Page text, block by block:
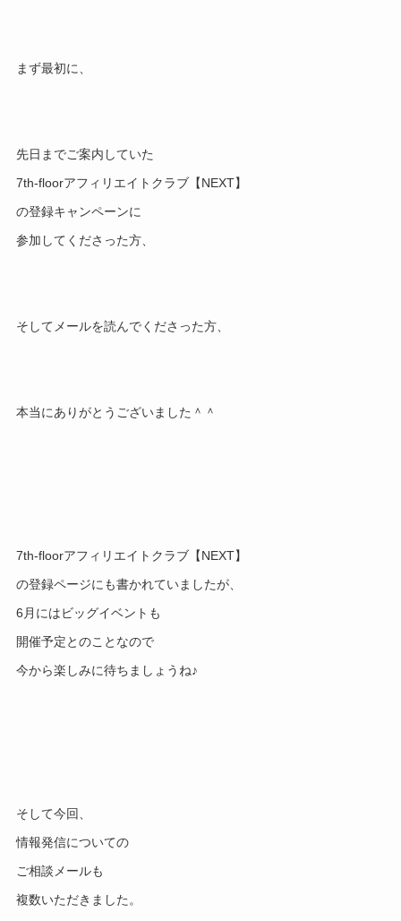
まず最初に、
先日までご案内していた
7th-floorアフィリエイトクラブ【NEXT】
の登録キャンペーンに
参加してくださった方、
そしてメールを読んでくださった方、
本当にありがとうございました＾＾
7th-floorアフィリエイトクラブ【NEXT】
の登録ページにも書かれていましたが、
6月にはビッグイベントも
開催予定とのことなので
今から楽しみに待ちましょうね♪
そして今回、
情報発信についての
ご相談メールも
複数いただきました。